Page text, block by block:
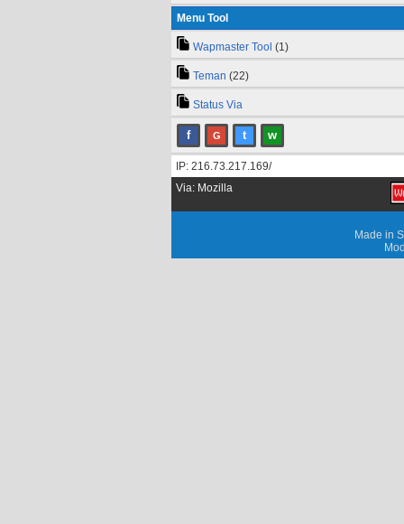
Menu Tool
Wapmaster Tool (1)
Teman (22)
Status Via
f G t w
IP: 216.73.217.169/
Via: Mozilla
Made in